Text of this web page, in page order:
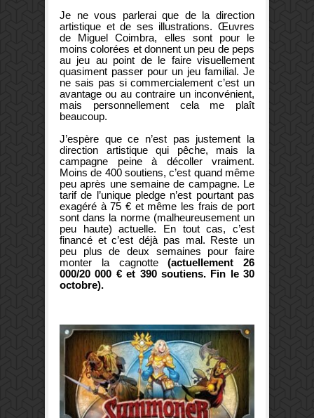
Je ne vous parlerai que de la direction
artistique et de ses illustrations. Œuvres
de Miguel Coimbra, elles sont pour le
moins colorées et donnent un peu de peps
au jeu au point de le faire visuellement
quasiment passer pour un jeu familial. Je
ne sais pas si commercialement c’est un
avantage ou au contraire un inconvénient,
mais personnellement cela me plaît
beaucoup.
J’espère que ce n’est pas justement la
direction artistique qui pêche, mais la
campagne peine à décoller vraiment.
Moins de 400 soutiens, c’est quand même
peu après une semaine de campagne. Le
tarif de l’unique pledge n’est pourtant pas
exagéré à 75 € et même les frais de port
sont dans la norme (malheureusement un
peu haute) actuelle. En tout cas, c’est
financé et c’est déjà pas mal. Reste un
peu plus de deux semaines pour faire
monter la cagnotte(actuellement 26
000/20 000 € et 390 soutiens. Fin le 30
octobre).